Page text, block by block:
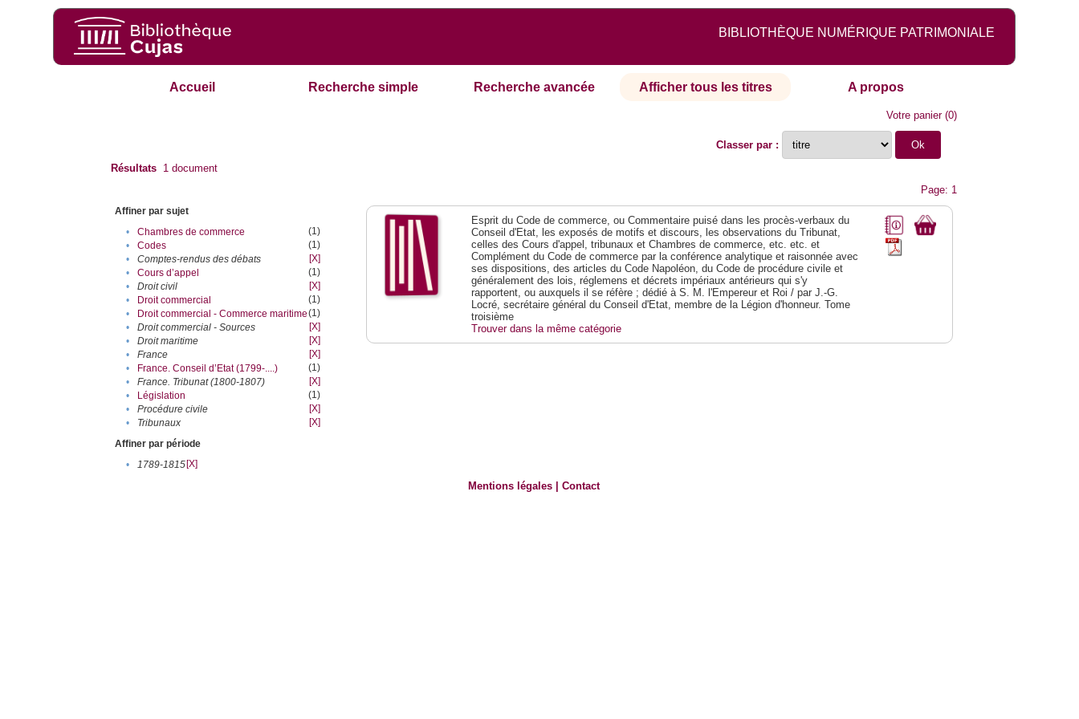
BIBLIOTHÈQUE NUMÉRIQUE PATRIMONIALE
Accueil Recherche simple Recherche avancée Afficher tous les titres A propos
Votre panier(0)
Classer par :
Résultats 1 document
Page: 1
Affiner par sujet
•
Chambres de commerce
(1)
•
Codes
(1)
•
Comptes-rendus des débats
[X]
•
Cours d’appel
(1)
•
Droit civil
[X]
•
Droit commercial
(1)
•
Droit commercial - Commerce maritime(1)
•
Droit commercial - Sources
[X]
•
Droit maritime
[X]
•
France
[X]
•
France. Conseil d’Etat (1799-....)
(1)
•
France. Tribunat (1800-1807)
[X]
•
Législation
(1)
•
Procédure civile
[X]
•
Tribunaux
[X]
Affiner par période
•
1789-1815[X]
Esprit du Code de commerce, ou Commentaire puisé dans les procès-verbaux du
Conseil d'Etat, les exposés de motifs et discours, les observations du Tribunat,
celles des Cours d'appel, tribunaux et Chambres de commerce, etc. etc. et
Complément du Code de commerce par la conférence analytique et raisonnée avec
ses dispositions, des articles du Code Napoléon, du Code de procédure civile et
généralement des lois, réglemens et décrets impériaux antérieurs qui s'y
rapportent, ou auxquels il se réfère ; dédié à S. M. l'Empereur et Roi / par J.-G.
Locré, secrétaire général du Conseil d'Etat, membre de la Légion d'honneur. Tome
troisième
Trouver dans la même catégorie
Mentions légales |Contact